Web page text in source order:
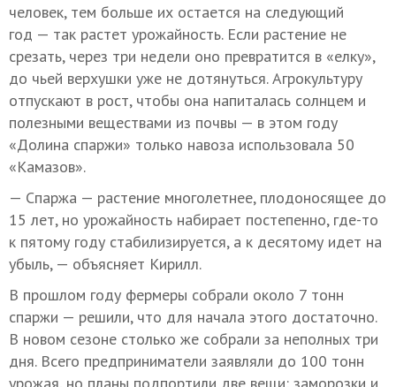
человек, тем больше их остается на следующий
год — так растет урожайность. Если растение не
срезать, через три недели оно превратится в «елку»,
до чьей верхушки уже не дотянуться. Агрокультуру
отпускают в рост, чтобы она напиталась солнцем и
полезными веществами из почвы — в этом году
«Долина спаржи» только навоза использовала 50
«Камазов».
— Спаржа — растение многолетнее, плодоносящее до
15 лет, но урожайность набирает постепенно, где-то
к пятому году стабилизируется, а к десятому идет на
убыль, — объясняет Кирилл.
В прошлом году фермеры собрали около 7 тонн
спаржи — решили, что для начала этого достаточно.
В новом сезоне столько же собрали за неполных три
дня. Всего предприниматели заявляли до 100 тонн
урожая, но планы подпортили две вещи: заморозки и